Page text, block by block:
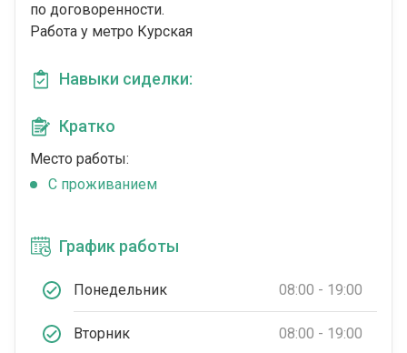
по договоренности.
Работа у метро Курская
Навыки сиделки:
Кратко
Место работы:
C проживанием
График работы
Понедельник 08:00 - 19:00
Вторник 08:00 - 19:00